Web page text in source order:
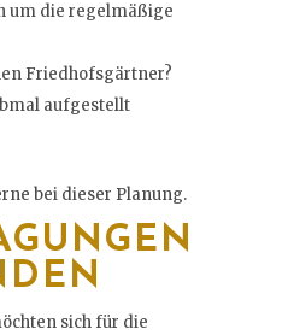
um die regelmäßige
Friedhofsgärtner?
aufgestellt
bei dieser Planung.
sich für die